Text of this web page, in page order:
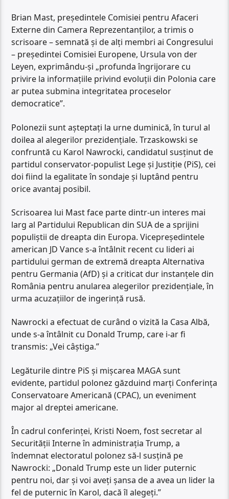
Brian Mast, președintele Comisiei pentru Afaceri
Externe din Camera Reprezentanților, a trimis o
scrisoare – semnată și de alți membri ai Congresului
– președintei Comisiei Europene, Ursula von der
Leyen, exprimându-și „profunda îngrijorare cu
privire la informațiile privind evoluții din Polonia care
ar putea submina integritatea proceselor
democratice”.
Polonezii sunt așteptați la urne duminică, în turul al
doilea al alegerilor prezidențiale. Trzaskowski se
confruntă cu Karol Nawrocki, candidatul susținut de
partidul conservator-populist Lege și Justiție (PiS), cei
doi fiind la egalitate în sondaje și luptând pentru
orice avantaj posibil.
Scrisoarea lui Mast face parte dintr-un interes mai
larg al Partidului Republican din SUA de a sprijini
populiștii de dreapta din Europa. Vicepreședintele
american JD Vance s-a întâlnit recent cu lideri ai
partidului german de extremă dreapta Alternativa
pentru Germania (AfD) și a criticat dur instanțele din
România pentru anularea alegerilor prezidențiale, în
urma acuzațiilor de ingerință rusă.
Nawrocki a efectuat de curând o vizită la Casa Albă,
unde s-a întâlnit cu Donald Trump, care i-ar fi
transmis: „Vei câștiga.”
Legăturile dintre PiS și mișcarea MAGA sunt
evidente, partidul polonez găzduind marți Conferința
Conservatoare Americană (CPAC), un eveniment
major al dreptei americane.
În cadrul conferinței, Kristi Noem, fost secretar al
Securității Interne în administrația Trump, a
îndemnat electoratul polonez să-l susțină pe
Nawrocki: „Donald Trump este un lider puternic
pentru noi, dar și voi aveți șansa de a avea un lider la
fel de puternic în Karol, dacă îl alegeți.”